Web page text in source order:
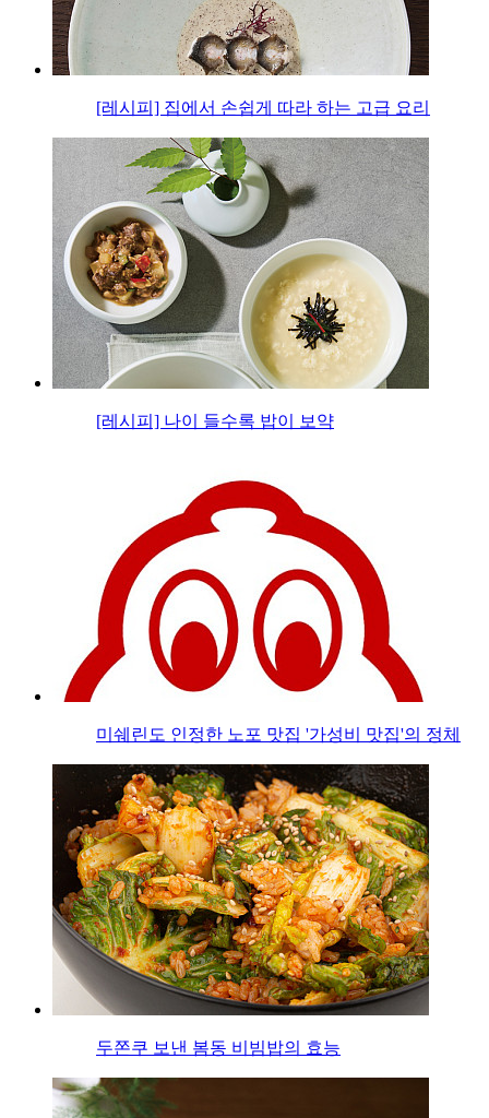
[레시피] 집에서 손쉽게 따라 하는 고급 요리
[레시피] 나이 들수록 밥이 보약
미쉐린도 인정한 노포 맛집 '가성비 맛집'의 정체
두쫀쿠 보낸 봄동 비빔밥의 효능